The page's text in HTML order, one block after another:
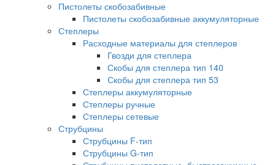
Пистолеты скобозабивные
Пистолеты скобозабивные аккумуляторные
Степлеры
Расходные материалы для степлеров
Гвозди для степлера
Скобы для степлера тип 140
Скобы для степлера тип 53
Степлеры аккумуляторные
Степлеры ручные
Степлеры сетевые
Струбцины
Струбцины F-тип
Струбцины G-тип